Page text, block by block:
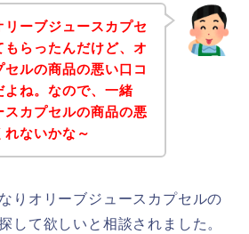
ーブジュースカプセ
らったんだけど、オ
セルの商品の悪い口コ
よね。なので、一緒
スカプセルの商品の悪
ないかな～
りオリーブジュースカプセルの
して欲しいと相談されました。